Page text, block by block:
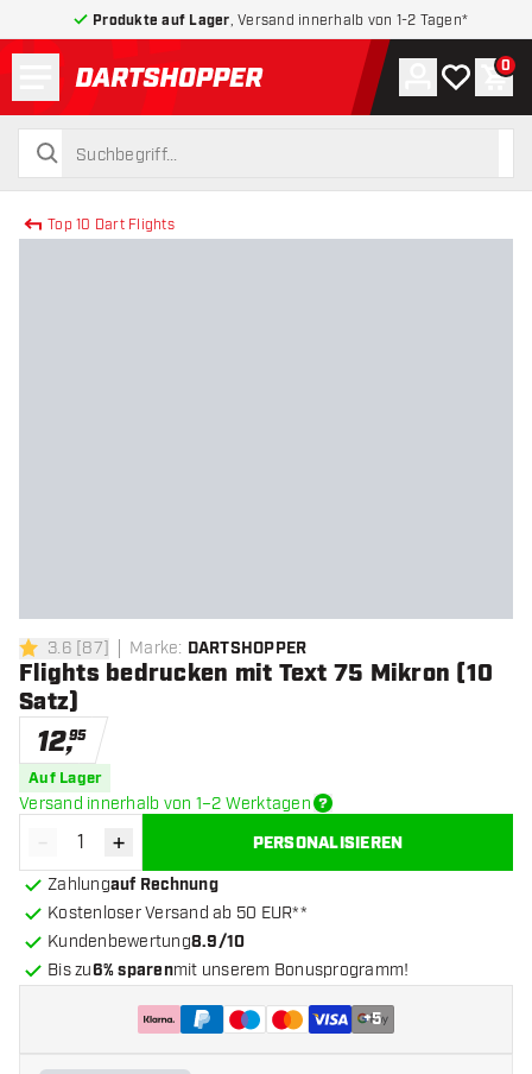
Produkte auf Lager , Versand innerhalb von 1-2 Tagen*
zurück zur Startseite
suchen
suchen
Konto
Meine 0
Top 10 Dart Flights
3.6 Bewertungssterne
3.6 [87] Marke: DARTSHOPPER
Flights bedrucken mit Text 75 Mikron (10
Satz)
12,95
Auf Lager
Versand innerhalb von 1–2 Werktagen
Menge verringern
- Menge erhöhen
+ PERSONALISIEREN
Zahlungauf Rechnung
Kostenloser Versand ab 50 EUR**
Kundenbewertung8.9/10
Bis zu6% sparenmit unserem Bonusprogramm!
+5